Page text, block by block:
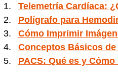
Telemetría Cardíaca:
Polígrafo para
Cómo Imprimir
Conceptos Básicos de
PACS: Qué es y